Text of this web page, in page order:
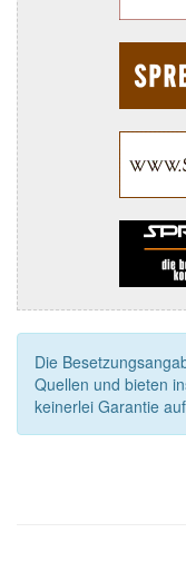
Die
Quellen und bieten
keinerlei Garantie